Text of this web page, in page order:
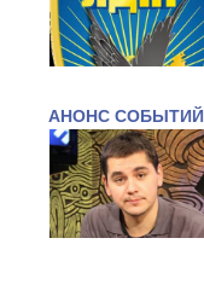
АНОНС СОБЫТИЙ